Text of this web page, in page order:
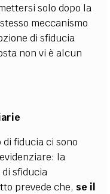
solo dopo la
meccanismo
di sfiducia
non vi è alcun
fiducia ci sono
la
sfiducia
prevede che, se il